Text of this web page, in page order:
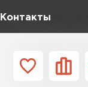
Контакты